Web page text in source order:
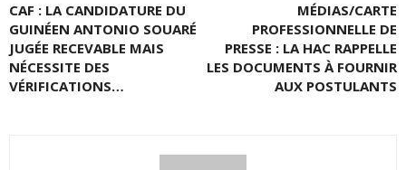
CAF : LA CANDIDATURE DU
GUINÉEN ANTONIO SOUARÉ
JUGÉE RECEVABLE MAIS
NÉCESSITE DES
VÉRIFICATIONS…
MÉDIAS/CARTE
PROFESSIONNELLE DE
PRESSE : LA HAC RAPPELLE
LES DOCUMENTS À FOURNIR
AUX POSTULANTS